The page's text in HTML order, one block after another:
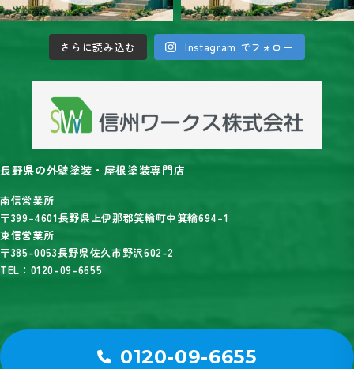
さらに読み込む Instagram でフォロー
長野県の外壁塗装・屋根塗装専門店
南信営業所
〒399-4601長野県上伊那郡箕輪町中箕輪694-1
東信営業所
〒385-0053長野県佐久市野沢602-2
TEL：0120-09-6655
0120-09-6655